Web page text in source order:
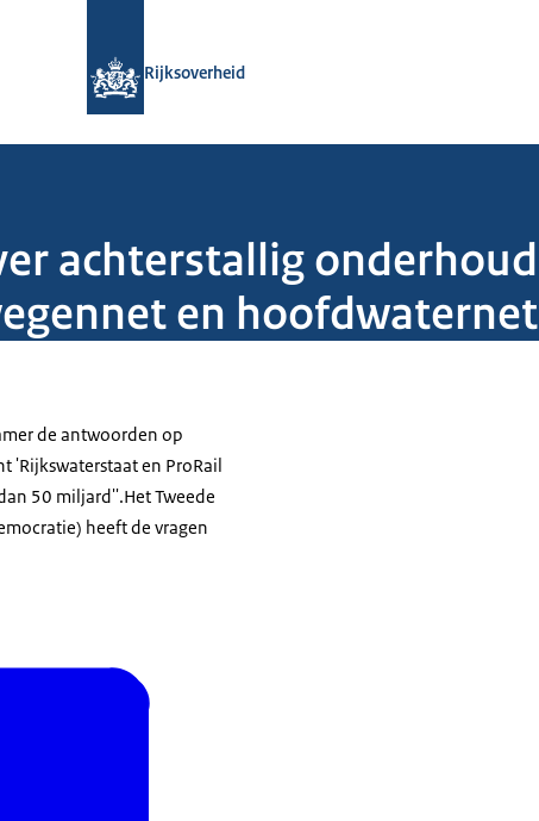
Rijksoverheid
achterstallig onderhoud
en hoofdwaternet
de antwoorden op
'Rijkswaterstaat en ProRail
50 miljard''.Het Tweede
heeft de vragen